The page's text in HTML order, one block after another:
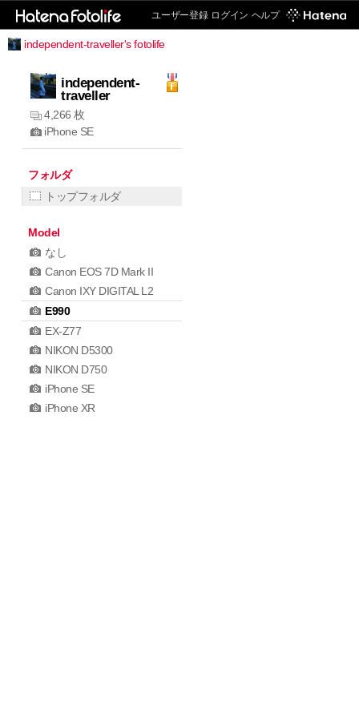
ユーザー登録 ログイン ヘルプ
independent-traveller's fotolife
independent-
traveller
4,266 枚
iPhone SE
フォルダ
トップフォルダ
Model
なし
Canon EOS 7D Mark II
Canon IXY DIGITAL L2
E990
EX-Z77
NIKON D5300
NIKON D750
iPhone SE
iPhone XR